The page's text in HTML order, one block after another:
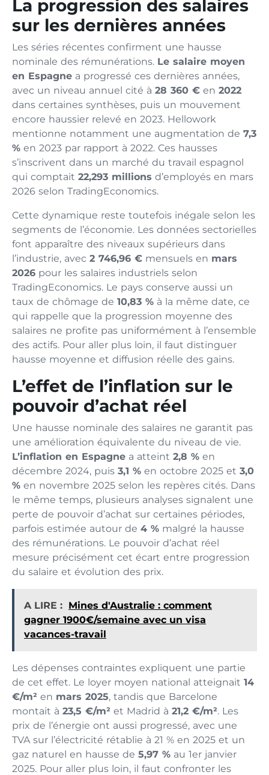
La progression des salaires
sur les dernières années
Les séries récentes confirment une hausse
nominale des rémunérations. Le salaire moyen
en Espagne a progressé ces dernières années,
avec un niveau annuel cité à 28 360 € en 2022
dans certaines synthèses, puis un mouvement
encore haussier relevé en 2023. Hellowork
mentionne notamment une augmentation de 7,3
% en 2023 par rapport à 2022. Ces hausses
s’inscrivent dans un marché du travail espagnol
qui comptait 22,293 millions d’employés en mars
2026 selon TradingEconomics.
Cette dynamique reste toutefois inégale selon les
segments de l’économie. Les données sectorielles
font apparaître des niveaux supérieurs dans
l’industrie, avec 2 746,96 € mensuels en mars
2026 pour les salaires industriels selon
TradingEconomics. Le pays conserve aussi un
taux de chômage de 10,83 % à la même date, ce
qui rappelle que la progression moyenne des
salaires ne profite pas uniformément à l’ensemble
des actifs. Pour aller plus loin, il faut distinguer
hausse moyenne et diffusion réelle des gains.
L’effet de l’inflation sur le
pouvoir d’achat réel
Une hausse nominale des salaires ne garantit pas
une amélioration équivalente du niveau de vie.
L’inflation en Espagne a atteint 2,8 % en
décembre 2024, puis 3,1 % en octobre 2025 et 3,0
% en novembre 2025 selon les repères cités. Dans
le même temps, plusieurs analyses signalent une
perte de pouvoir d’achat sur certaines périodes,
parfois estimée autour de 4 % malgré la hausse
des rémunérations. Le pouvoir d’achat réel
mesure précisément cet écart entre progression
du salaire et évolution des prix.
A LIRE : Mines d'Australie : comment
gagner 1900€/semaine avec un visa
vacances-travail
Les dépenses contraintes expliquent une partie
de cet effet. Le loyer moyen national atteignait 14
€/m² en mars 2025, tandis que Barcelone
montait à 23,5 €/m² et Madrid à 21,2 €/m². Les
prix de l’énergie ont aussi progressé, avec une
TVA sur l’électricité rétablie à 21 % en 2025 et un
gaz naturel en hausse de 5,97 % au 1er janvier
2025. Pour aller plus loin, il faut confronter les